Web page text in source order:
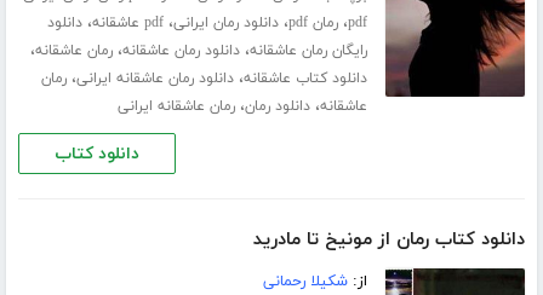
pdf،رمان pdf ،دانلود رمان ایرانی،pdf عاشقانه ،دانلود
رایگان رمان عاشقانه،دانلود رمان عاشقانه،رمان عاشقانه،
دانلود کتاب عاشقانه،دانلود رمان عاشقانه ایرانی،رمان
عاشقانه،دانلود رمان،رمان عاشقانه ایرانی
دانلود کتاب
دانلود کتاب رمان از مونیخ تا مادرید
از:شکیلا رحمانی